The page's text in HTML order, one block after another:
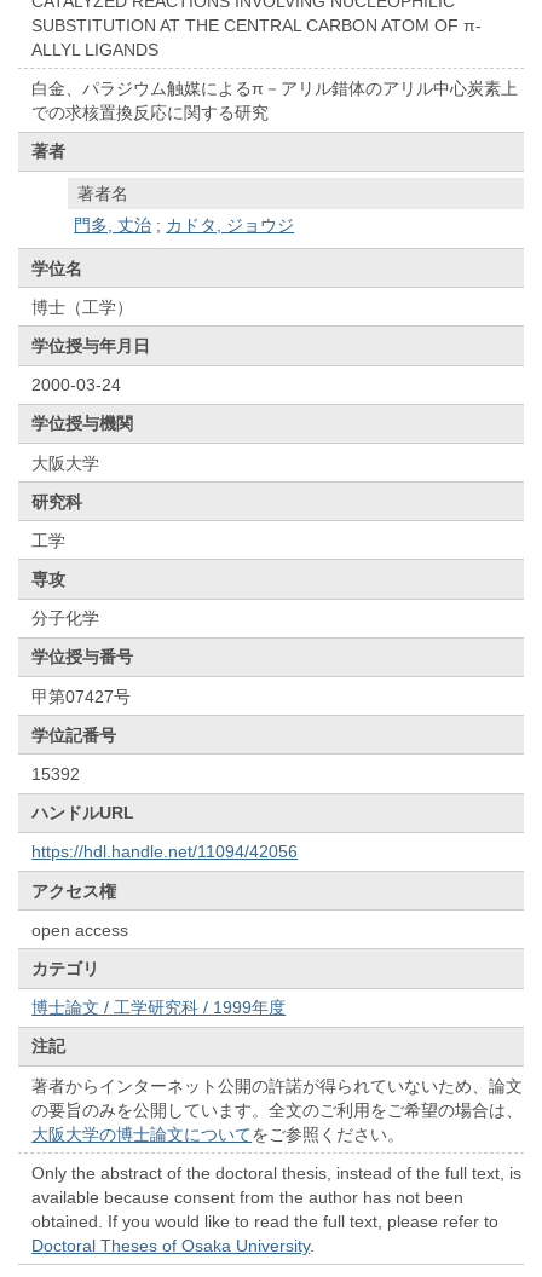
SUBSTITUTION AT THE CENTRAL CARBON ATOM OF π-
ALLYL LIGANDS
白金、パラジウム触媒によるπ－アリル錯体のアリル中心炭素上
での求核置換反応に関する研究
著者
著者名
門多, 丈治 ; カドタ, ジョウジ
学位名
博士（工学）
学位授与年月日
2000-03-24
学位授与機関
大阪大学
研究科
工学
専攻
分子化学
学位授与番号
甲第07427号
学位記番号
15392
ハンドルURL
https://hdl.handle.net/11094/42056
アクセス権
open access
カテゴリ
博士論文 / 工学研究科 / 1999年度
注記
著者からインターネット公開の許諾が得られていないため、論文
の要旨のみを公開しています。全文のご利用をご希望の場合は、
大阪大学の博士論文についてをご参照ください。
Only the abstract of the doctoral thesis, instead of the full text, is
available because consent from the author has not been
obtained. If you would like to read the full text, please refer to
Doctoral Theses of Osaka University.